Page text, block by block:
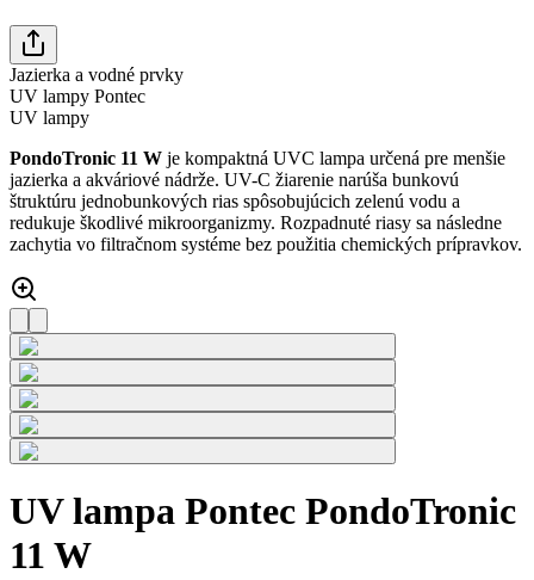
Jazierka a vodné prvky
UV lampy Pontec
UV lampy
PondoTronic 11 W je kompaktná UVC lampa určená pre menšie
jazierka a akváriové nádrže. UV-C žiarenie narúša bunkovú
štruktúru jednobunkových rias spôsobujúcich zelenú vodu a
redukuje škodlivé mikroorganizmy. Rozpadnuté riasy sa následne
zachytia vo filtračnom systéme bez použitia chemických prípravkov.
UV lampa Pontec PondoTronic
11 W